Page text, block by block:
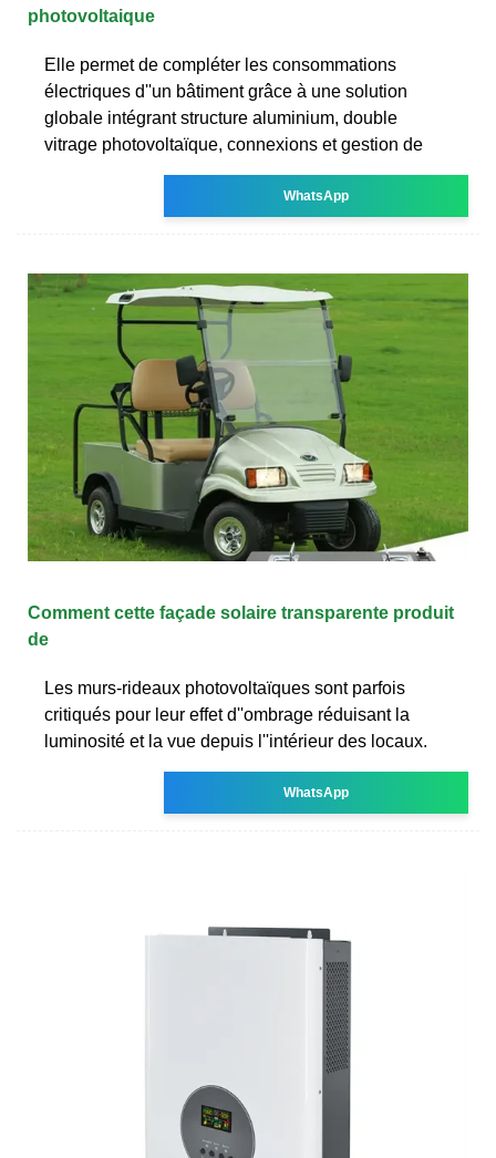
photovoltaique
Elle permet de compléter les consommations
électriques d''un bâtiment grâce à une solution
globale intégrant structure aluminium, double
vitrage photovoltaïque, connexions et gestion de
WhatsApp
Comment cette façade solaire transparente produit
de
Les murs-rideaux photovoltaïques sont parfois
critiqués pour leur effet d''ombrage réduisant la
luminosité et la vue depuis l''intérieur des locaux.
WhatsApp